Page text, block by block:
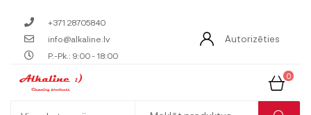
+371 28705840
info@alkaline.lv
P.-Pk.: 9:00 - 18:00
Autorizēties
0